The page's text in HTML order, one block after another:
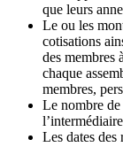
que leurs
Le ou les
cotisations
des membres
chaque
membres,
Le nombre de
Les dates